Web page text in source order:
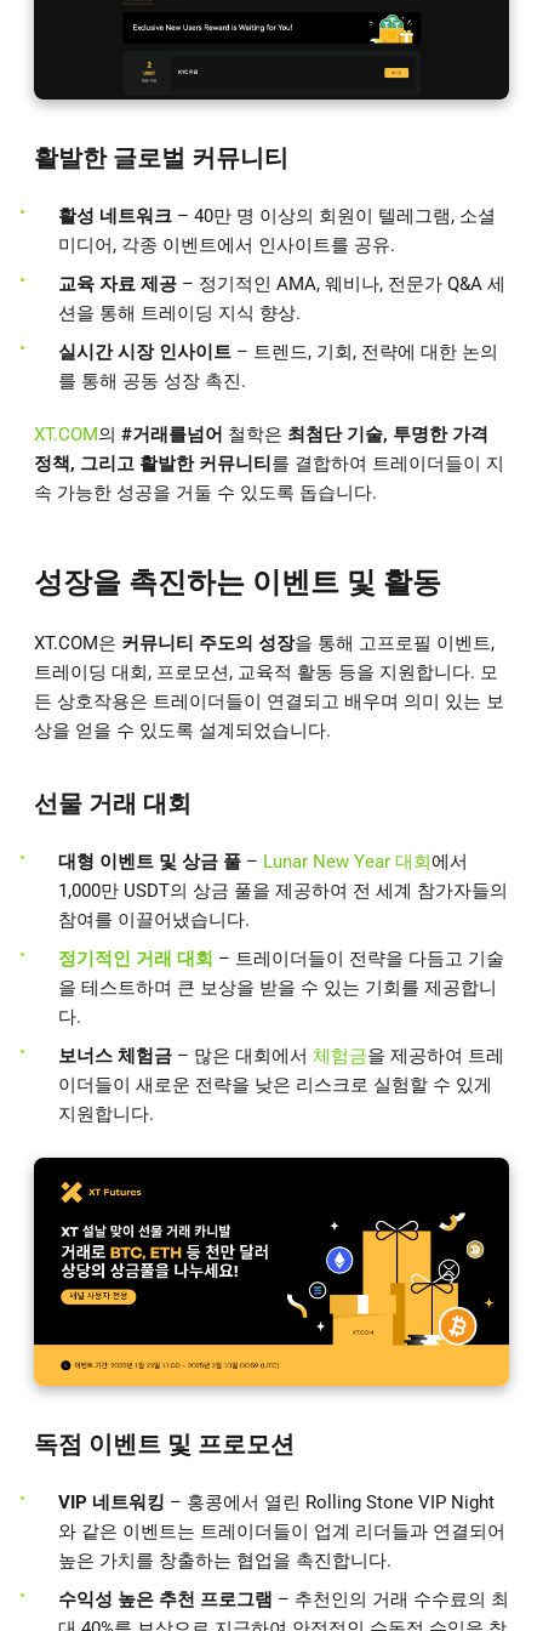
활발한 글로벌 커뮤니티
활성 네트워크 – 40만 명 이상의 회원이 텔레그램, 소셜
미디어, 각종 이벤트에서 인사이트를 공유.
교육 자료 제공 – 정기적인 AMA, 웨비나, 전문가 Q&A 세
션을 통해 트레이딩 지식 향상.
실시간 시장 인사이트 – 트렌드, 기회, 전략에 대한 논의
를 통해 공동 성장 촉진.
XT.COM의 #거래를넘어 철학은 최첨단 기술, 투명한 가격
정책, 그리고 활발한 커뮤니티 를 결합하여 트레이더들이 지
속 가능한 성공을 거둘 수 있도록 돕습니다.
성장을 촉진하는 이벤트 및 활동
XT.COM은 커뮤니티 주도의 성장을 통해 고프로필 이벤트,
트레이딩 대회, 프로모션, 교육적 활동 등을 지원합니다. 모
든 상호작용은 트레이더들이 연결되고 배우며 의미 있는 보
상을 얻을 수 있도록 설계되었습니다.
선물 거래 대회
대형 이벤트 및 상금 풀 – Lunar New Year 대회 에서
1,000만 USDT의 상금 풀을 제공하여 전 세계 참가자들의
참여를 이끌어냈습니다.
정기적인 거래 대회 – 트레이더들이 전략을 다듬고 기술
을 테스트하며 큰 보상을 받을 수 있는 기회를 제공합니
다.
보너스 체험금 – 많은 대회에서 체험금을 제공하여 트레
이더들이 새로운 전략을 낮은 리스크로 실험할 수 있게
지원합니다.
독점 이벤트 및 프로모션
VIP 네트워킹 – 홍콩에서 열린 Rolling Stone VIP Night
와 같은 이벤트는 트레이더들이 업계 리더들과 연결되어
높은 가치를 창출하는 협업을 촉진합니다.
수익성 높은 추천 프로그램 – 추천인의 거래 수수료의 최